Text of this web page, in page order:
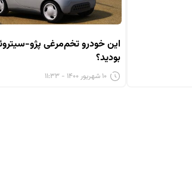
این خودرو تخم‌مرغی پژو-
بودید؟
۱۰ شهریور ۱۴۰۰ - ۱۱:۳۳